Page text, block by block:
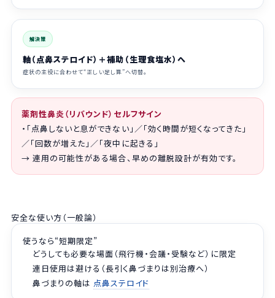
解決策
軸（点鼻ステロイド）＋補助（生理食塩水）へ
症状の主役に合わせて“正しい足し算”へ切替。
薬剤性鼻炎（リバウンド）セルフサイン
・「点鼻しないと息ができない」／「効く時間が短くなってきた」
／「回数が増えた」／「夜中に起きる」
→ 連用の可能性がある場合、早めの離脱設計が有効です。
安全な使い方（一般論）
使うなら“短期限定”
どうしても必要な場面（飛行機・会議・受験など）に限定
連日使用は避ける（長引く鼻づまりは別治療へ）
鼻づまりの軸は 点鼻ステロイド